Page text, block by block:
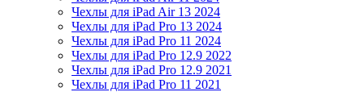
Чехлы для iPad Air 13 2024
Чехлы для iPad Pro 13 2024
Чехлы для iPad Pro 11 2024
Чехлы для iPad Pro 12.9 2022
Чехлы для iPad Pro 12.9 2021
Чехлы для iPad Pro 11 2021